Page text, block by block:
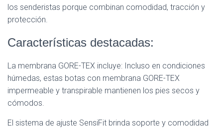
los senderistas porque combinan comodidad, tracción y
protección.
Características destacadas:
La membrana GORE-TEX incluye: Incluso en condiciones
húmedas, estas botas con membrana GORE-TEX
impermeable y transpirable mantienen los pies secos y
cómodos.
El sistema de ajuste SensiFit brinda soporte y comodidad